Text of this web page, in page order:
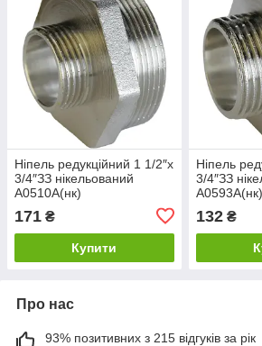
Ніпель редукційний 1 1/2″х
3/4″ЗЗ нікельований
А0510А(нк)
171 ₴
Купити
Ніпель
3/4″ЗЗ
А0593А(нк)
132₴
Про нас
93% позитивних з 215 відгуків за рік